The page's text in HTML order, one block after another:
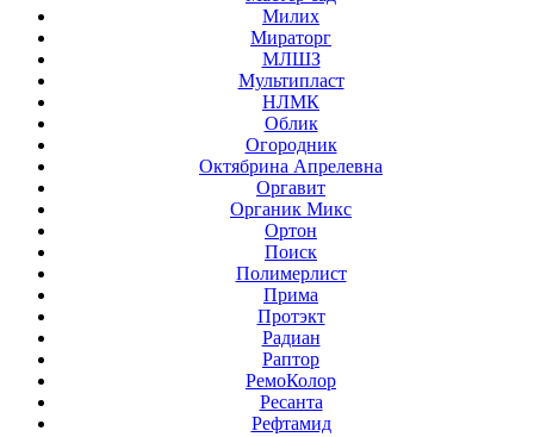
Милих
Мираторг
МЛШЗ
Мультипласт
НЛМК
Облик
Огородник
Октябрина Апрелевна
Оргавит
Органик Микс
Ортон
Поиск
Полимерлист
Прима
Протэкт
Радиан
Раптор
РемоКолор
Ресанта
Рефтамид